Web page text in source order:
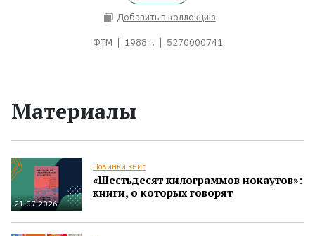
Добавить в коллекцию
ФТМ 1988 г. 5270000741
Материалы
21.07.2026
Новинки книг
«Шестьдесят килограммов нокаутов»:
книги, о которых говорят